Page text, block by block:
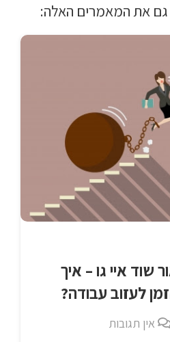
את המאמרים האלה:
שוד איי גו – איך
לעזוב עבודה?
אין תגובות